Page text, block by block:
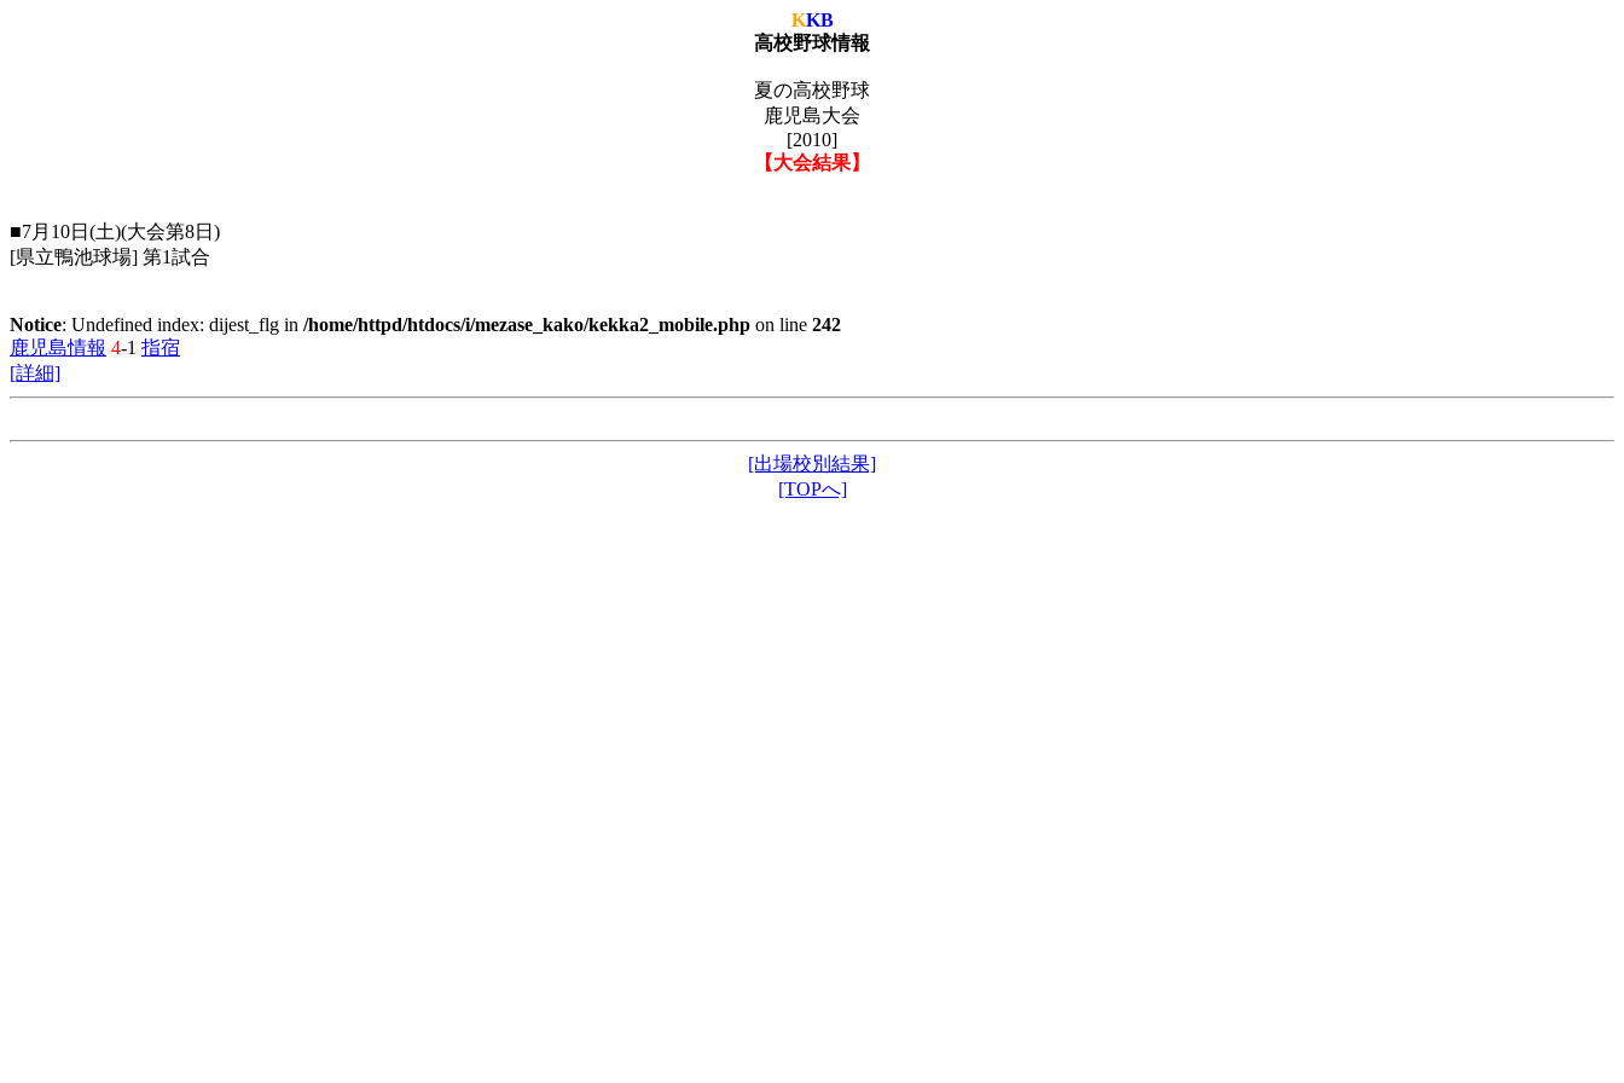
KKB
高校野球情報
夏の高校野球
鹿児島大会
[2010]
【大会結果】
■7月10日(土)(大会第8日)
[県立鴨池球場] 第1試合
Notice: Undefined index: dijest_flg in /home/httpd/htdocs/i/mezase_kako/kekka2_mobile.php on line 242
鹿児島情報 4-1 指宿
[詳細]
[出場校別結果]
[TOPへ]